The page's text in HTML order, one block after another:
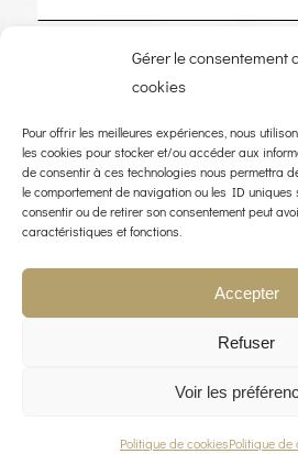
Gérer le consentement
cookies
Pour offrir les meilleures expériences, nous
les cookies pour stocker et/ou accéder aux
de consentir à ces technologies nous permettra
le comportement de navigation ou les ID
consentir ou de retirer son consentement peut
caractéristiques et fonctions.
Accepter
Refuser
Voir les
Politique de cookiesPolitique
Enregistrer mon nom, mon e-mail et mon site
prochain commentaire.
© COPYRIGHT 2023 - THE WIND ROSE -
POLITIQUE DE CONFIDENTIALITÉ